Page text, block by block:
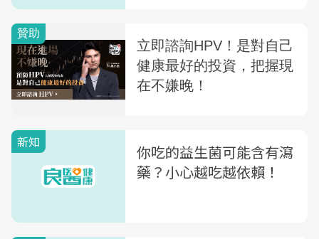
新知
你吃的益生菌可能含有瀉
藥？小心越吃越依賴！